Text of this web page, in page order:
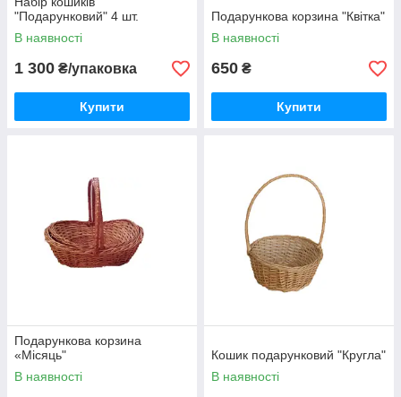
"Подарунковий" 4 шт.
В наявності
1 300 ₴/упаковка
Купити
Подарункова корзина "Квітка"
В наявності
650 ₴
Купити
Подарункова корзина
«Місяць"
В наявності
Кошик подарунковий "Кругла"
В наявності